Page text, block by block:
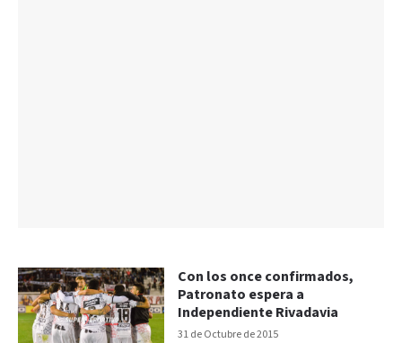
31 de Octubre de 2015
Con los once confirmados,
Patronato espera a
Independiente Rivadavia